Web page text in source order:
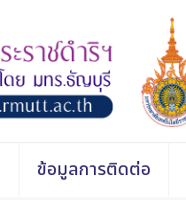
ข้อมูลการติดต่อ